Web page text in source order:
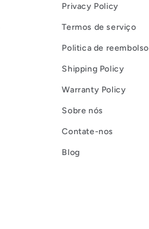
Privacy Policy
Termos de serviço
Politica de reembolso
Shipping Policy
Warranty Policy
Sobre nós
Contate-nos
Blog